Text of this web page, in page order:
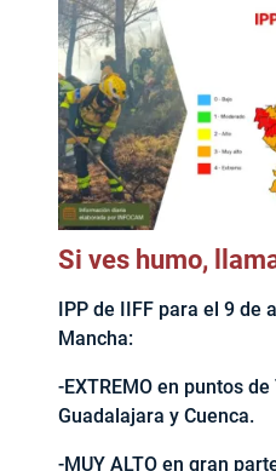
Si ves humo,
IPP de IIFF para el 9 de
Mancha:
-EXTREMO en puntos
Guadalajara y Cuenca.
-MUY ALTO en gran